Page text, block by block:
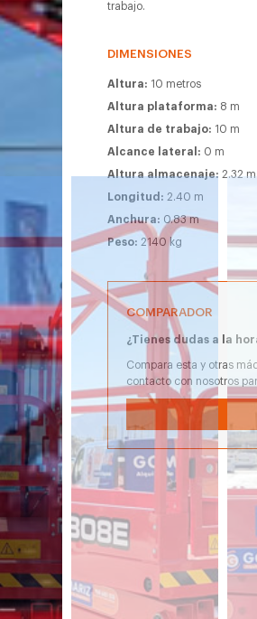
trabajo.
DIMENSIONES
Altura: 10 metros
Altura plataforma: 8 m
Altura de trabajo: 10 m
Alcance lateral: 0 m
Altura almacenaje:2.32 m
Longitud:2.40 m
Anchura: 0.83 m
Peso:2140 kg
COMPARADOR
¿Tienes dudas a la
Compara esta y otras
contacto con nosotros